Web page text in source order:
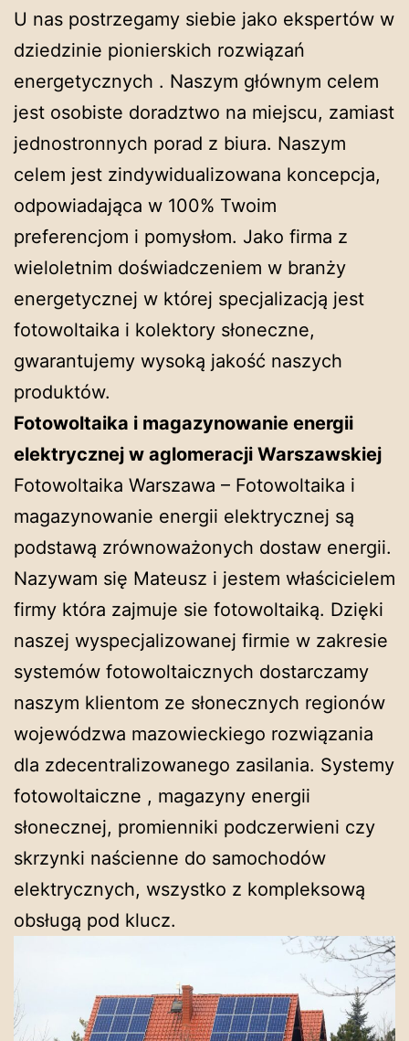
U nas postrzegamy siebie jako ekspertów w
dziedzinie pionierskich rozwiązań
energetycznych . Naszym głównym celem
jest osobiste doradztwo na miejscu, zamiast
jednostronnych porad z biura. Naszym
celem jest zindywidualizowana koncepcja,
odpowiadająca w 100% Twoim
preferencjom i pomysłom. Jako firma z
wieloletnim doświadczeniem w branży
energetycznej w której specjalizacją jest
fotowoltaika i kolektory słoneczne,
gwarantujemy wysoką jakość naszych
produktów.
Fotowoltaika i magazynowanie energii
elektrycznej w aglomeracji Warszawskiej
Fotowoltaika Warszawa – Fotowoltaika i
magazynowanie energii elektrycznej są
podstawą zrównoważonych dostaw energii.
Nazywam się Mateusz i jestem właścicielem
firmy która zajmuje sie fotowoltaiką. Dzięki
naszej wyspecjalizowanej firmie w zakresie
systemów fotowoltaicznych dostarczamy
naszym klientom ze słonecznych regionów
wojewódzwa mazowieckiego rozwiązania
dla zdecentralizowanego zasilania. Systemy
fotowoltaiczne , magazyny energii
słonecznej, promienniki podczerwieni czy
skrzynki naścienne do samochodów
elektrycznych, wszystko z kompleksową
obsługą pod klucz.